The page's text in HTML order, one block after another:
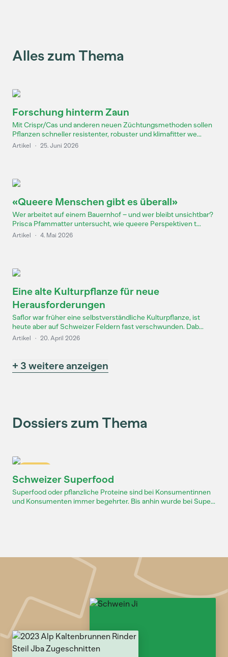
Alles zum Thema
Forschung hinterm Zaun
Mit Crispr/Cas und anderen neuen Züchtungsmethoden sollen
Pflanzen schneller resistenter, robuster und klimafitter we...
Artikel · 25. Juni 2026
«Queere Menschen gibt es überall»
Wer arbeitet auf einem Bauernhof – und wer bleibt unsichtbar?
Prisca Pfammatter untersucht, wie queere Perspektiven t...
Artikel · 4. Mai 2026
Eine alte Kulturpflanze für neue
Herausforderungen
Saflor war früher eine selbstverständliche Kulturpflanze, ist
heute aber auf Schweizer Feldern fast verschwunden. Dab...
Artikel · 20. April 2026
+ 3 weitere anzeigen
Dossiers zum Thema
Schweizer Superfood
Superfood oder pflanzliche Proteine sind bei Konsumentinnen
und Konsumenten immer begehrter. Bis anhin wurde bei Supe...